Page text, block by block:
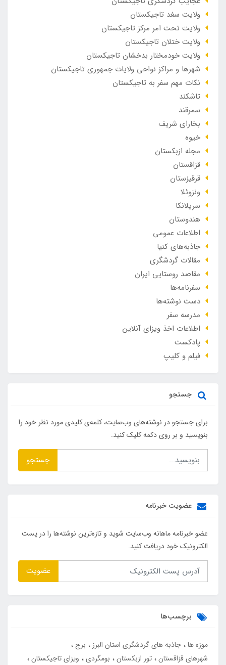
ولایت سغد تاجیکستان
ولایت تحت امر مرکز تاجیکستان
ولایت ختلان تاجیکستان
ولایت خودمختار بدخشان تاجیکستان
شهرها و مراکز نواحی ولایات جمهوری تاجیکستان
نکات مهم سفر به تاجیکستان
تاشکند
سمرقند
بخارای شریف
خیوه
مجله ازبکستان
قزاقستان
قرقیزستان
ونزوئلا
سریلانکا
هندوستان
اطلاعات عمومی
جاذبه‌های کنیا
مقالات گردشگری
مقاصد روستایی ایران
سفرنامه‌ها
دست نوشته‌ها
مدرسه سفر
اطلاعات اخذ ویزای آنلاین
پادکست
فیلم و کلیپ
جستجو
برای جستجو در نوشته‌های وب‌سایت، کلمه‌ی کلیدی مورد نظر خود را
بنویسید و بر روی دکمه کلیک کنید.
جستجو
عضویت خبرنامه
عضو خبرنامه ماهانه وب‌سایت شوید و تازه‌ترین نوشته‌ها را در پست
الکترونیک خود دریافت کنید.
عضویت
برچسب‌ها
موزه ها جاذبه های گردشگری استان البرز
برج
شهرهای قزاقستان تور ازبکستان بومگردی
ویزای تاجیکستان